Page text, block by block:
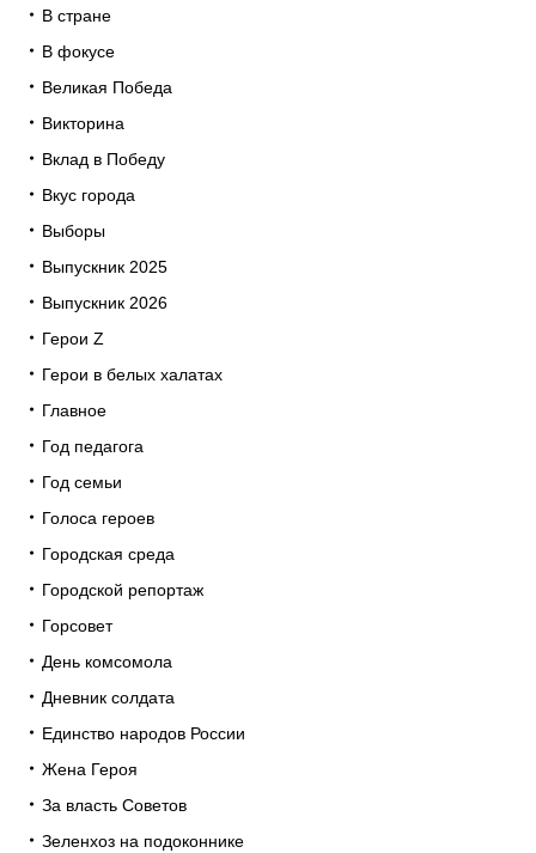
В стране
В фокусе
Великая Победа
Викторина
Вклад в Победу
Вкус города
Выборы
Выпускник 2025
Выпускник 2026
Герои Z
Герои в белых халатах
Главное
Год педагога
Год семьи
Голоса героев
Городская среда
Городской репортаж
Горсовет
День комсомола
Дневник солдата
Единство народов России
Жена Героя
За власть Советов
Зеленхоз на подоконнике